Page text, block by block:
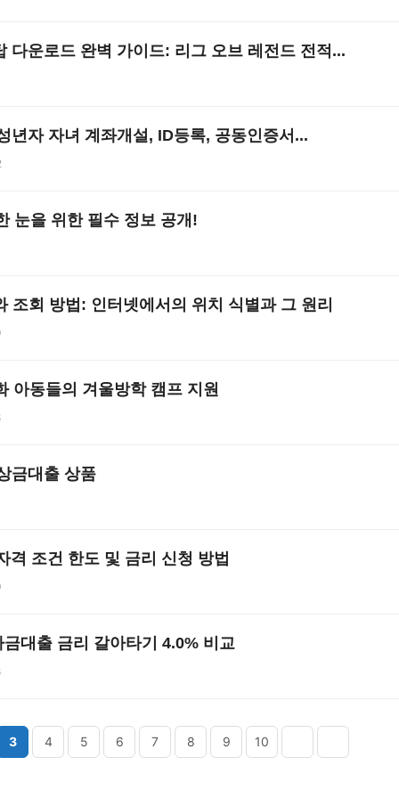
다운로드 완벽 가이드: 리그 오브 레전드 전적...
년자 자녀 계좌개설, ID등록, 공동인증서...
눈을 위한 필수 정보 공개!
조회 방법: 인터넷에서의 위치 식별과 그 원리
아동들의 겨울방학 캠프 지원
금대출 상품
격 조건 한도 및 금리 신청 방법
대출 금리 갈아타기 4.0% 비교
3 4 5 6 7 8 9 10